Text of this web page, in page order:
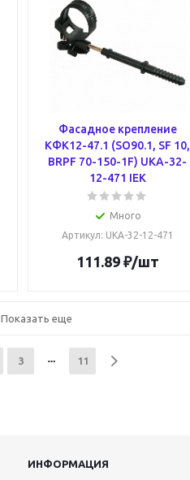
Фасадное крепление
КФК12-47.1 (SO90.1, SF 10,
BRPF 70-150-1F) UKA-32-
12-471 IEK
Много
Артикул: UKA-32-12-471
111.89₽/шт
Показать еще
3 11
ИНФОРМАЦИЯ